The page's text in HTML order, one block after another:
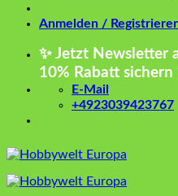
Anmelden /
✨ Jetzt Newsletter
10% Rabatt sichern
E-Mail
+4923039423767